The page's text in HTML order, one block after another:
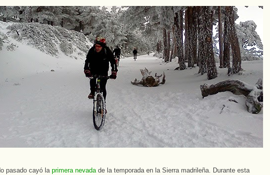
pasado cayó la primera nevadade la temporada en la Sierra madrileña. Durante esta